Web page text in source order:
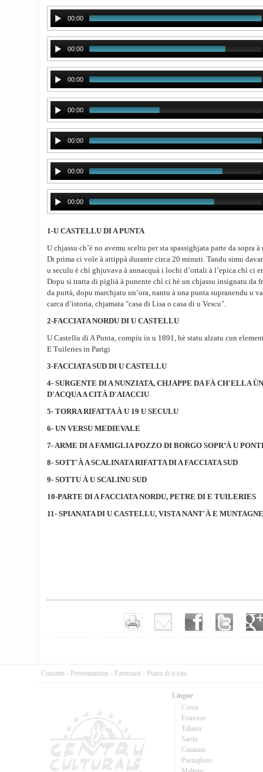
00:00
00:00
00:00
00:00
00:00
00:00
00:00
1-U CASTELLU DI A PUNTA
U chjassu ch’è no avemu sceltu per sta spassighjata parte da sopra
Di prima ci vole à attippà durante circa 20 minuti. Tandu simu
u seculu è chì ghjuvava à annacquà i lochi d’ortali à l’epica chì ci
Dopu si tratta di piglià à punente chì ci hè un chjassu insignatu da
da purtà, dopu marchjatu un’ora, nantu à una punta supranendu u
carca d’istoria, chjamata "casa di Lisa o casa di u Vescu".
2-FACCIATA NORDU DI U CASTELLU
U Castellu di A Punta, compiu in u 1891, hè statu alzatu cun
E Tuileries in Parigi
3-FACCIATA SUD DI U CASTELLU
4- SURGENTE DI A NUNZIATA, CHJAPPE DA FÀ CH'ELLA
D'ACQUA A CITÀ D'AIACCIU
5- TORRA RIFATTA À U 19 U SECULU
6- UN VERSU MEDIEVALE
7- ARME DI A FAMIGLIA POZZO DI BORGO SOPR’À U
8- SOTT'À A SCALINATA RIFATTA DI A FACCIATA SUD
9- SOTTU À U SCALINU SUD
10-PARTE DI A FACCIATA NORDU, PETRE DI E TUILERIES
11- SPIANATA DI U CASTELLU, VISTA NANT'À E MUNTAGNE
Cuntattu - Presentazione - Partenarii - Pianu di u situ
Lingue
Corsu
Francese
Talianu
Sardu
Catalanu
Purtughese